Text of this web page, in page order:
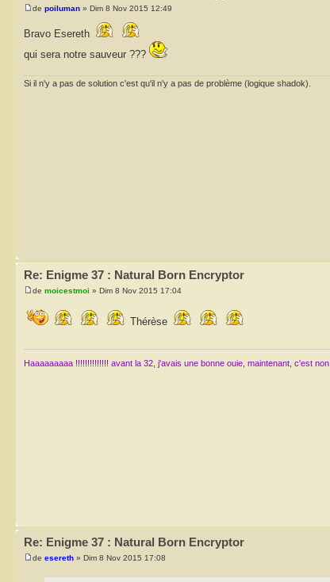
de poiluman » Dim 8 Nov 2015 12:49
Bravo Esereth
qui sera notre sauveur ???
Si il n'y a pas de solution c'est qu'il n'y a pas de problème (logique shadok).
Re: Enigme 37 : Natural Born Encryptor
de moicestmoi » Dim 8 Nov 2015 17:04
Thérèse
Haaaaaaaaa !!!!!!!!!!!!!! avant la 32, j'avais une bonne ouie, maintenant, c'est non
Re: Enigme 37 : Natural Born Encryptor
de esereth » Dim 8 Nov 2015 17:08